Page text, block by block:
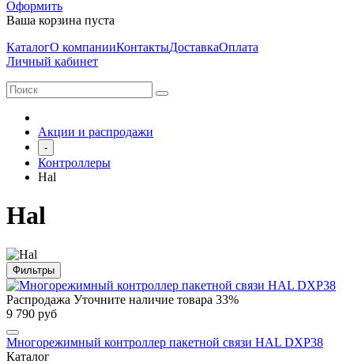
Оформить
Ваша корзина пуста
КаталогО компанииКонтактыДоставкаОплата
Личный кабинет
Акции и распродажи
-
Контроллеры
Hal
Hal
Фильтры
Распродажа Уточните наличие товара 33%
9 790 руб
Многорежимный контроллер пакетной связи HAL DXP38
Каталог